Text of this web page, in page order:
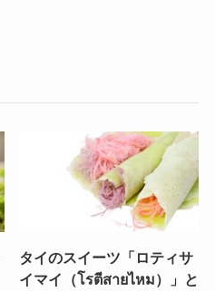
タイのスイーツ「ロティサ
イマイ（โรตีสายไหม）」と